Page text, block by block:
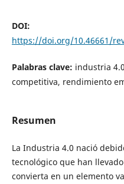
DOI:
https://doi.org/10.46661/
Palabras clave: industria
competitiva, rendimiento
Resumen
La Industria 4.0 nació
tecnológico que han
convierta en un elemento